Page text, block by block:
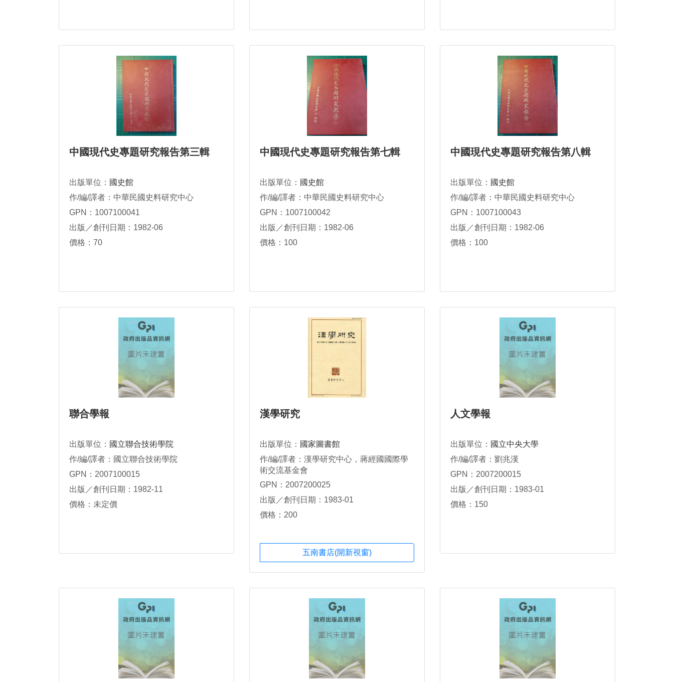
中國現代史專題研究報告第三輯
出版單位： 國史館
作/編/譯者：中華民國史料研究中心
GPN：1007100041
出版／創刊日期：1982-06
價格：70
中國現代史專題研究報告第七輯
出版單位： 國史館
作/編/譯者：中華民國史料研究中心
GPN：1007100042
出版／創刊日期：1982-06
價格：100
中國現代史專題研究報告第八輯
出版單位： 國史館
作/編/譯者：中華民國史料研究中心
GPN：1007100043
出版／創刊日期：1982-06
價格：100
聯合學報
出版單位： 國立聯合技術學院
作/編/譯者：國立聯合技術學院
GPN：2007100015
出版／創刊日期：1982-11
價格：未定價
漢學研究
出版單位： 國家圖書館
作/編/譯者：漢學研究中心，蔣經國國際學
術交流基金會
GPN：2007200025
出版／創刊日期：1983-01
價格：200
五南書店(開新視窗)
人文學報
出版單位： 國立中央大學
作/編/譯者：劉兆漢
GPN：2007200015
出版／創刊日期：1983-01
價格：150